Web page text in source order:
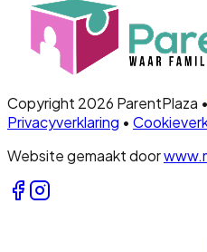
Copyright 2026 ParentPlaza •
Privacyverklaring •
Website gemaakt door